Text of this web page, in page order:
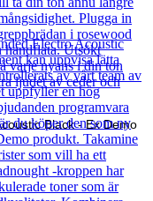
Black - Ex Demo